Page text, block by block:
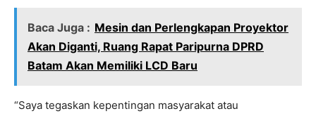
Baca Juga : Mesin dan Perlengkapan Proyektor
Akan Diganti, Ruang Rapat Paripurna DPRD
Batam Akan Memiliki LCD Baru
“Saya tegaskan kepentingan masyarakat atau